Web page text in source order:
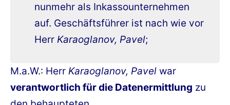
nunmehr als Inkassounternehmen
auf. Geschäftsführer ist nach wie vor
Herr Karaoglanov, Pavel;
M.a.W.: Herr Karaoglanov, Pavel war
verantwortlich für die Datenermittlung zu